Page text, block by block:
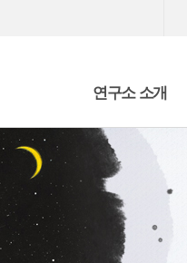
연구소 소개
Who we are
What we are doing